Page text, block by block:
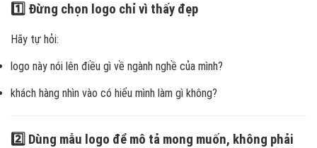
1️⃣ Đừng chọn logo chỉ vì thấy đẹp
Hãy tự hỏi:
logo này nói lên điều gì về ngành nghề của mình?
khách hàng nhìn vào có hiểu mình làm gì không?
2️⃣ Dùng mẫu logo để mô tả mong muốn, không phải